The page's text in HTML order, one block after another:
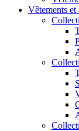
Vêtements et